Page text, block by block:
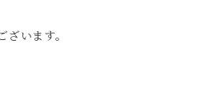
います。